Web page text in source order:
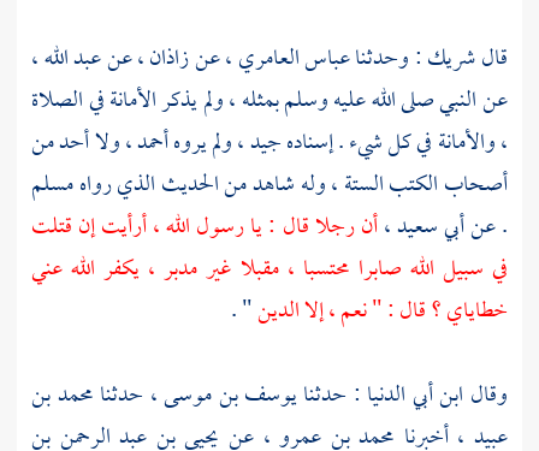
قالشريك: وحدثناعباس العامري ،عنزاذان ،عنعبد الله ،
عن النبي صلى الله عليه وسلم بمثله ، ولم يذكر الأمانة في الصلاة
، والأمانة في كل شيء . إسناده جيد ، ولم يروهأحمد ،ولا أحد من
أصحاب الكتب الستة ، وله شاهد من الحديث الذي رواهمسلم
. عنأبي سعيد ،أن رجلا قال : يا رسول الله ، أرأيت إن قتلت
في سبيل الله صابرا محتسبا ، مقبلا غير مدبر ، يكفر الله عني
خطاياي ؟ قال : " نعم ، إلا الدين" .
وقال ابن أبي الدنيا : حدثنايوسف بن موسى ، حدثنامحمد بن
عبيد ،أخبرنا محمد بن عمرو ،عن يحيى بن عبد الرحمن بن